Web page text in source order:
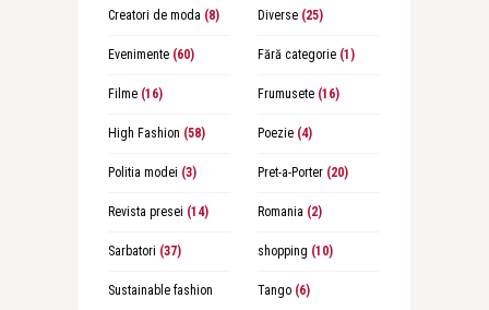
Creatori de moda (8) Diverse(25)
Evenimente(60) Fără categorie(1)
Filme(16) Frumusete(16)
High Fashion (58) Poezie(4)
Politia modei (3) Pret-a-Porter(20)
Revista presei (14) Romania (2)
Sarbatori (37) shopping (10)
Sustainable fashion Tango(6)